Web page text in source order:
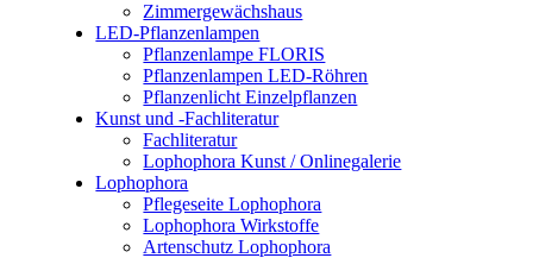
Zimmergewächshaus
LED-Pflanzenlampen
Pflanzenlampe FLORIS
Pflanzenlampen LED-Röhren
Pflanzenlicht Einzelpflanzen
Kunst und -Fachliteratur
Fachliteratur
Lophophora Kunst / Onlinegalerie
Lophophora
Pflegeseite Lophophora
Lophophora Wirkstoffe
Artenschutz Lophophora